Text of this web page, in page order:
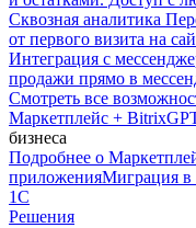
Сквозная аналитика
от первого визита на
Интеграция с
продажи прямо в
Смотреть все
Маркетплейс +
бизнеса
Подробнее о
приложенияМиграция в
1С
Решения